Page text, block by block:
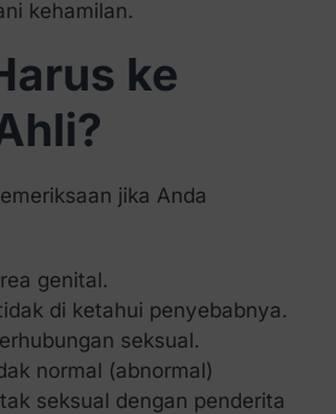
kehamilan.
ke
jika Anda
genital.
di ketahui penyebabnya.
seksual.
normal (abnormal)
seksual dengan penderita